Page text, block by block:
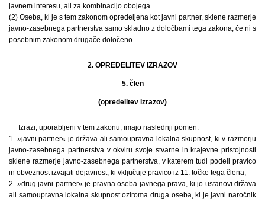
javnem interesu, ali za kombinacijo obojega.
(2) Oseba, ki je s tem zakonom opredeljena kot javni partner, sklene razmerje
javno-zasebnega partnerstva samo skladno z določbami tega zakona, če ni s
posebnim zakonom drugače določeno.
2. OPREDELITEV IZRAZOV
5. člen
(opredelitev izrazov)
Izrazi, uporabljeni v tem zakonu, imajo naslednji pomen:
1. »javni partner« je država ali samoupravna lokalna skupnost, ki v razmerju
javno-zasebnega partnerstva v okviru svoje stvarne in krajevne pristojnosti
sklene razmerje javno-zasebnega partnerstva, v katerem tudi podeli pravico
in obveznost izvajati dejavnost, ki vključuje pravico iz 11. točke tega člena;
2. »drug javni partner« je pravna oseba javnega prava, ki jo ustanovi država
ali samoupravna lokalna skupnost oziroma druga oseba, ki je javni naročnik